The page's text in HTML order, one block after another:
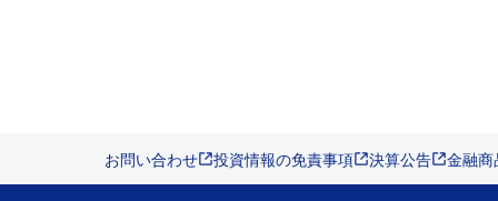
お問い合わせ 投資情報の免責事項 決算公告 金融